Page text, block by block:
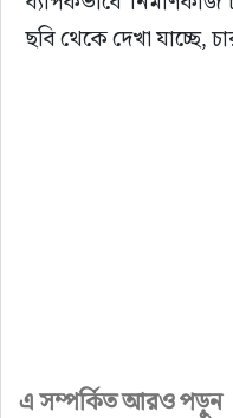
ছবি থেকে দেখা যাচ্ছে,
এ সম্পর্কিত আরও পড়ুন